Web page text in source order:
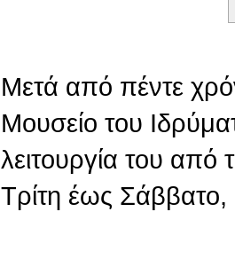
Μετά από πέντε
Μουσείο του
λειτουργία του
Τρίτη έως